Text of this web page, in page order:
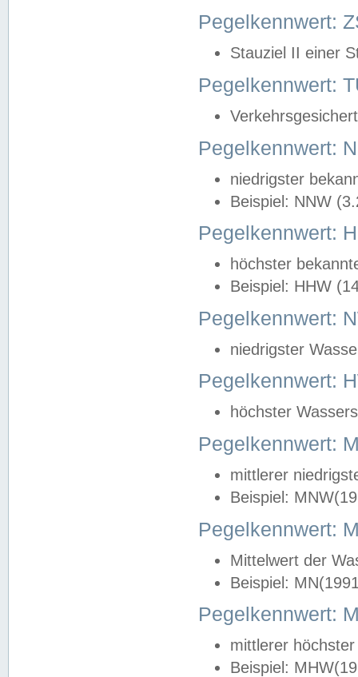
Pegelkennwert:
Stauziel II einer
Pegelkennwert:
Pegelkennwert:
niedrigster
Beispiel: NNW
Pegelkennwert:
höchster
Beispiel: HHW
Pegelkennwert:
niedrigster
Pegelkennwert:
höchster
Pegelkennwert:
mittlerer
Beispiel:
Pegelkennwert:
Mittelwert der
Beispiel:
Pegelkennwert:
mittlerer
Beispiel: